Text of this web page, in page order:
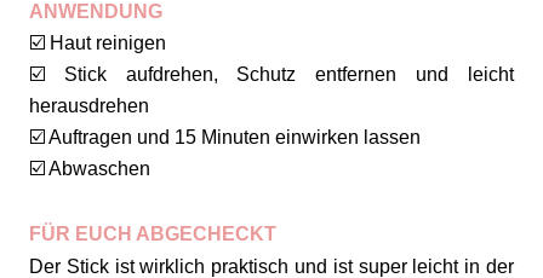
ANWENDUNG
☑️ Haut reinigen
☑️ Stick aufdrehen, Schutz entfernen und leicht
herausdrehen
☑️ Auftragen und 15 Minuten einwirken lassen
☑️ Abwaschen
FÜR EUCH ABGECHECKT
Der Stick ist wirklich praktisch und ist super leicht in der